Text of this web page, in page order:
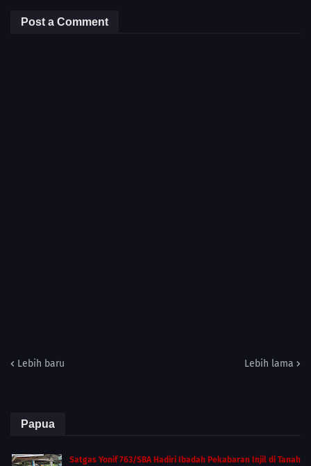
Post a Comment
Lebih baru Lebih lama
Papua
Satgas Yonif 763/SBA Hadiri Ibadah Pekabaran Injil di Tanah